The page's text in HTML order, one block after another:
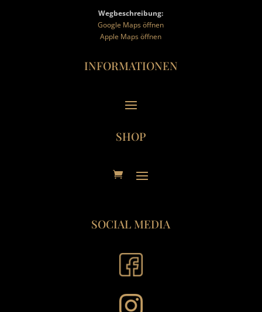
Wegbeschreibung:
Google Maps öffnen
Apple Maps öffnen
INFORMATIONEN
SHOP
SOCIAL MEDIA